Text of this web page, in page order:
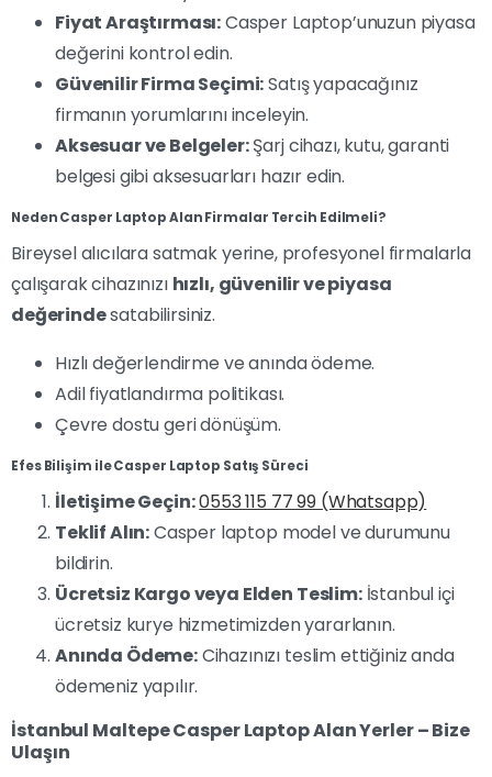
Fiyat Araştırması:Casper Laptop’unuzun piyasa
değerini kontrol edin.
Güvenilir Firma Seçimi:Satış yapacağınız
firmanın yorumlarını inceleyin.
Aksesuar ve Belgeler:Şarj cihazı, kutu, garanti
belgesi gibi aksesuarları hazır edin.
Neden Casper Laptop Alan Firmalar Tercih Edilmeli?
Bireysel alıcılara satmak yerine, profesyonel firmalarla
çalışarak cihazınızı hızlı, güvenilir ve piyasa
değerindesatabilirsiniz.
Hızlı değerlendirme ve anında ödeme.
Adil fiyatlandırma politikası.
Çevre dostu geri dönüşüm.
Efes Bilişim ile Casper Laptop Satış Süreci
İletişime Geçin:0553 115 77 99 (Whatsapp)
Teklif Alın:Casper laptop model ve durumunu
bildirin.
Ücretsiz Kargo veya Elden Teslim:İstanbul içi
ücretsiz kurye hizmetimizden yararlanın.
Anında Ödeme:Cihazınızı teslim ettiğiniz anda
ödemeniz yapılır.
İstanbul Maltepe Casper Laptop Alan Yerler – Bize
Ulaşın